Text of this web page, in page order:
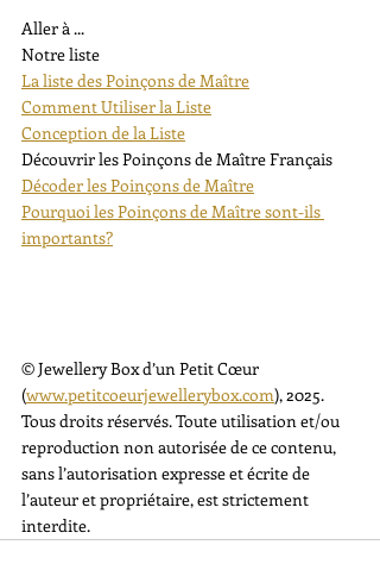
Aller à ...
Notre liste
La liste des Poinçons de Maître
Comment Utiliser la Liste
Conception de la Liste
Découvrir les Poinçons de Maître Français
Décoder les Poinçons de Maître
Pourquoi les Poinçons de Maître sont-ils
importants?
© Jewellery Box d’un Petit Cœur
(www.petitcoeurjewellerybox.com), 2025.
Tous droits réservés. Toute utilisation et/ou
reproduction non autorisée de ce contenu,
sans l’autorisation expresse et écrite de
l’auteur et propriétaire, est strictement
interdite.